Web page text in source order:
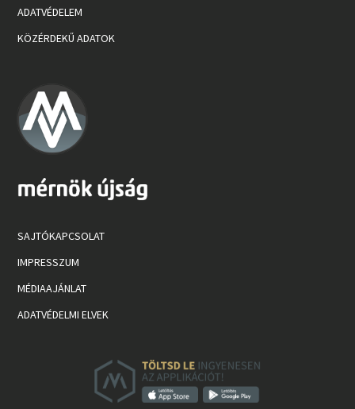
ADATVÉDELEM
KÖZÉRDEKŰ ADATOK
SAJTÓKAPCSOLAT
IMPRESSZUM
MÉDIAAJÁNLAT
ADATVÉDELMI ELVEK